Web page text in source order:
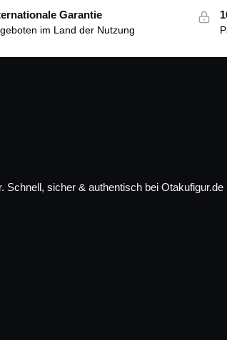
Garantie
im Land der Nutzung
sicher & authentisch bei Otakufigur.de